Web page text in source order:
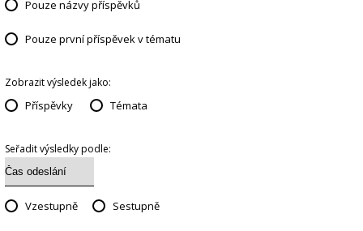
Pouze názvy příspěvků
Pouze první příspěvek v tématu
Zobrazit výsledek jako:
Příspěvky Témata
Seřadit výsledky podle:
Vzestupně Sestupně